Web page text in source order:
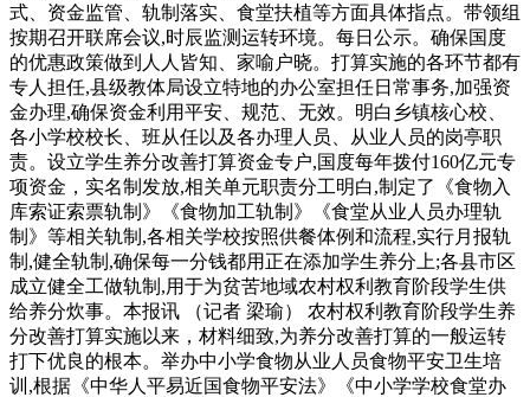
式、资金监管、轨制落实、食堂扶植等方面具体指点。带领组
按期召开联席会议,时辰监测运转环境。每日公示。确保国度
的优惠政策做到人人皆知、家喻户晓。打算实施的各环节都有
专人担任,县级教体局设立特地的办公室担任日常事务,加强资
金办理,确保资金利用平安、规范、无效。明白乡镇核心校、
各小学校校长、班从任以及各办理人员、从业人员的岗亭职
责。设立学生养分改善打算资金专户,国度每年拨付160亿元专
项资金，实名制发放,相关单元职责分工明白,制定了《食物入
库索证索票轨制》《食物加工轨制》《食堂从业人员办理轨
制》等相关轨制,各相关学校按照供餐体例和流程,实行月报轨
制,健全轨制,确保每一分钱都用正在添加学生养分上;各县市区
成立健全工做轨制,用于为贫苦地域农村权利教育阶段学生供
给养分炊事。本报讯 （记者 梁瑜） 农村权利教育阶段学生养
分改善打算实施以来，材料细致,为养分改善打算的一般运转
打下优良的根本。举办中小学食物从业人员食物平安卫生培
训,根据《中华人平易近国食物平安法》《中小学学校食堂办